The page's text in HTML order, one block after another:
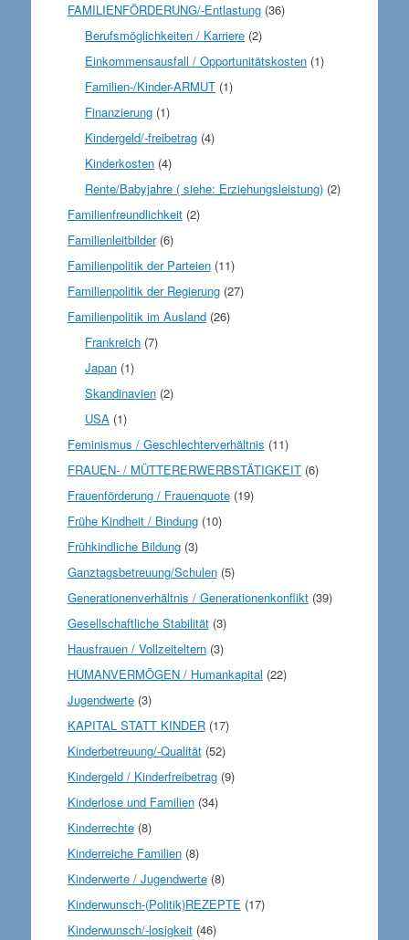
FAMILIENFÖRDERUNG/-Entlastung(36)
Berufsmöglichkeiten / Karriere (2)
Einkommensausfall / Opportunitätskosten (1)
Familien-/Kinder-ARMUT (1)
Finanzierung (1)
Kindergeld/-freibetrag (4)
Kinderkosten (4)
Rente/Babyjahre ( siehe: Erziehungsleistung) (2)
Familienfreundlichkeit(2)
Familienleitbilder(6)
Familienpolitik der Parteien(11)
Familienpolitik der Regierung(27)
Familienpolitik im Ausland(26)
Frankreich (7)
Japan (1)
Skandinavien (2)
USA (1)
Feminismus / Geschlechterverhältnis (11)
FRAUEN- / MÜTTERERWERBSTÄTIGKEIT(6)
Frauenförderung / Frauenquote(19)
Frühe Kindheit / Bindung(10)
Frühkindliche Bildung(3)
Ganztagsbetreuung/Schulen(5)
Generationenverhältnis / Generationenkonflikt(39)
Gesellschaftliche Stabilität(3)
Hausfrauen / Vollzeiteltern(3)
HUMANVERMÖGEN / Humankapital (22)
Jugendwerte(3)
KAPITAL STATT KINDER(17)
Kinderbetreuung/-Qualität(52)
Kindergeld / Kinderfreibetrag(9)
Kinderlose und Familien(34)
Kinderrechte(8)
Kinderreiche Familien(8)
Kinderwerte / Jugendwerte(8)
Kinderwunsch-(Politik)REZEPTE (17)
Kinderwunsch/-losigkeit(46)